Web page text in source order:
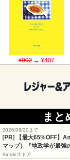
¥902→ ¥407
まと
2026/08/20まで
[PR]
【最大65%OFF】
マップ）『地政学が最強
Kindleストア